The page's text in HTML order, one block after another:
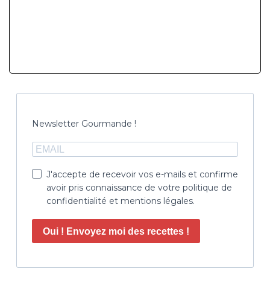
Newsletter Gourmande !
J'accepte de recevoir vos e-mails et confirme
avoir pris connaissance de votre politique de
confidentialité et mentions légales.
Oui ! Envoyez moi des recettes !